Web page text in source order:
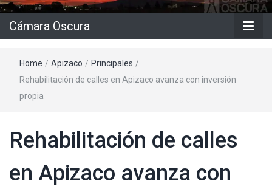
Cámara Oscura
Home / Apizaco / Principales /
Rehabilitación de calles en Apizaco avanza con inversión
propia
Rehabilitación de calles
en Apizaco avanza con